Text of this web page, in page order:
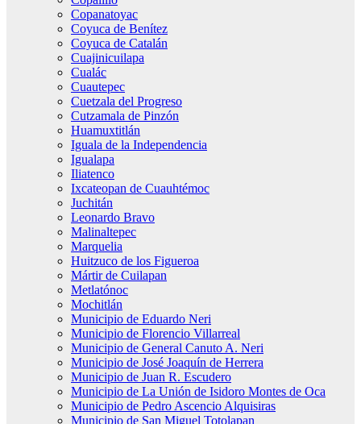
Copanatoyac
Coyuca de Benítez
Coyuca de Catalán
Cuajinicuilapa
Cualác
Cuautepec
Cuetzala del Progreso
Cutzamala de Pinzón
Huamuxtitlán
Iguala de la Independencia
Igualapa
Iliatenco
Ixcateopan de Cuauhtémoc
Juchitán
Leonardo Bravo
Malinaltepec
Marquelia
Huitzuco de los Figueroa
Mártir de Cuilapan
Metlatónoc
Mochitlán
Municipio de Eduardo Neri
Municipio de Florencio Villarreal
Municipio de General Canuto A. Neri
Municipio de José Joaquín de Herrera
Municipio de Juan R. Escudero
Municipio de La Unión de Isidoro Montes de Oca
Municipio de Pedro Ascencio Alquisiras
Municipio de San Miguel Totolapan